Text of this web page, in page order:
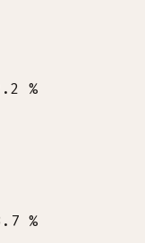
%
%